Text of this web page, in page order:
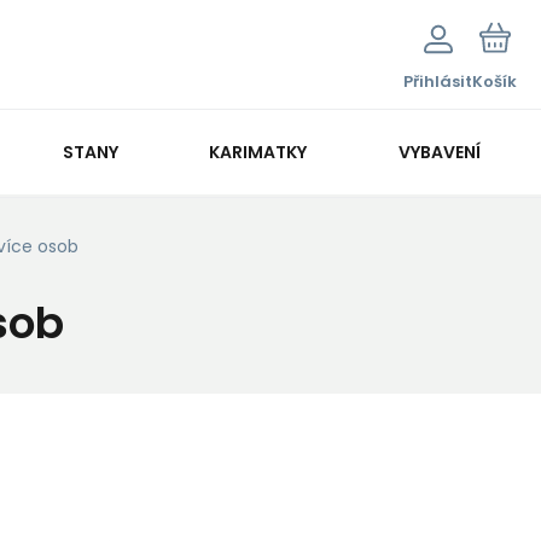
PřihlásitKošík
STANY KARIMATKY VYBAVENÍ
osob